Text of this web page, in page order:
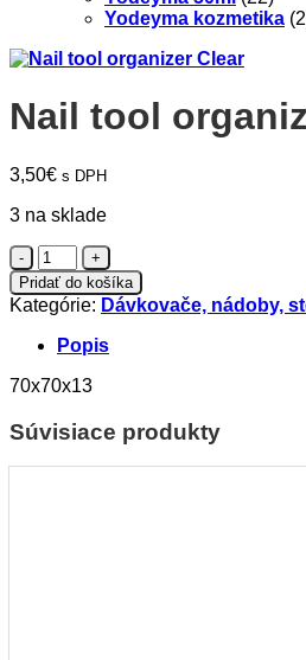
Yodeyma kozmetika
Nail tool
3,50€ s DPH
3 na sklade
množstvo
Nail
tool
organizer
Clear
Pridať do košíka
Kategórie: Dávkovače, nádoby,
Popis
70x70x13
Súvisiace produkty